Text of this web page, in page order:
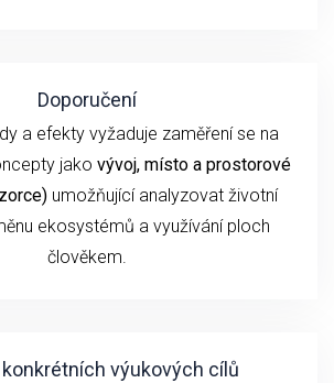
Doporučení
a efekty vyžaduje zaměření se na
jako vývoj, místo a prostorové
umožňující analyzovat životní
ekosystémů a využívání ploch
člověkem.
konkrétních výukových cílů